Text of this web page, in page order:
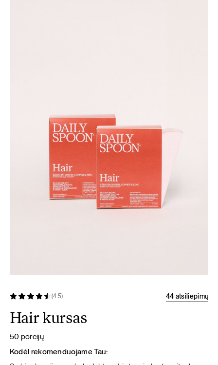
(4.5) 44 atsiliepimų
Hair kursas
50 porcijų
Kodėl rekomenduojame Tau: